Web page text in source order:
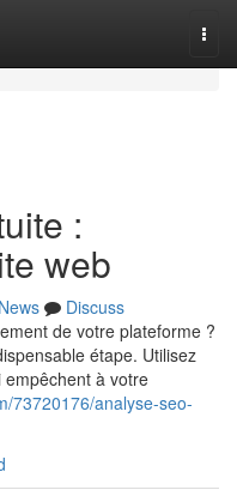
:
web
News
Discuss
de votre plateforme ?
étape. Utilisez
empêchent à votre
73720176/analyse-seo-